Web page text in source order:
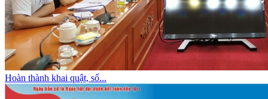
Hoàn thành khai quật, số...